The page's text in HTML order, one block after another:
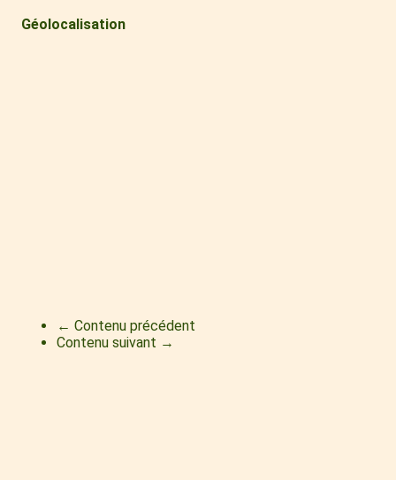
Géolocalisation
← Contenu précédent
Contenu suivant →